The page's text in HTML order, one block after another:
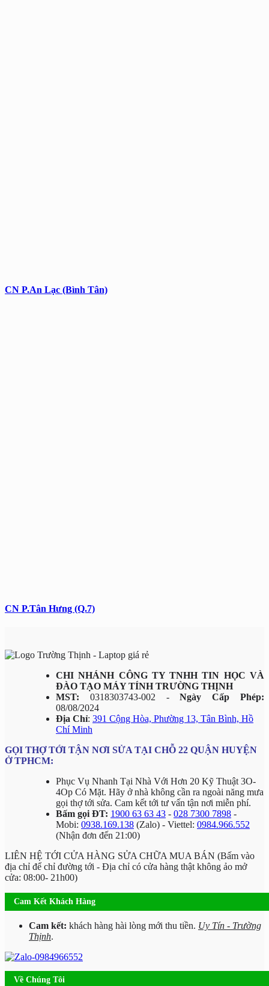
CN P.An Lạc (Bình Tân)
CN P.Tân Hưng (Q.7)
CHI NHÁNH CÔNG TY TNHH TIN HỌC VÀ
ĐÀO TẠO MÁY TÍNH TRƯỜNG THỊNH
MST: 0318303743-002 -Ngày Cấp Phép:
08/08/2024
Địa Chỉ: 391 Cộng Hòa, Phường 13, Tân Bình, Hồ
Chí Minh
GỌI THỢ TỚI TẬN NƠI SỬA TẠI CHỖ 22 QUẬN HUYỆN
Ở TPHCM:
Phục Vụ Nhanh Tại Nhà Với Hơn 20 Kỹ Thuật 3O-
4Op Có Mặt. Hãy ở nhà không cần ra ngoài năng mưa
gọi thợ tới sửa. Cam kết tới tư vấn tận nơi miễn phí.
Bấm gọi ĐT: 1900 63 63 43 - 028 7300 7898 -
Mobi: 0938.169.138 (Zalo) - Viettel: 0984.966.552
(Nhận đơn đến 21:00)
LIÊN HỆ TỚI CỬA HÀNG SỬA CHỮA MUA BÁN (Bấm vào
địa chỉ để chỉ đường tới - Địa chỉ có cửa hàng thật không ảo mở
cửa: 08:00- 21h00)
Cam Kết Khách Hàng
Cam kết: khách hàng hài lòng mới thu tiền. Uy Tín - Trường
Thịnh.
Về Chúng Tôi